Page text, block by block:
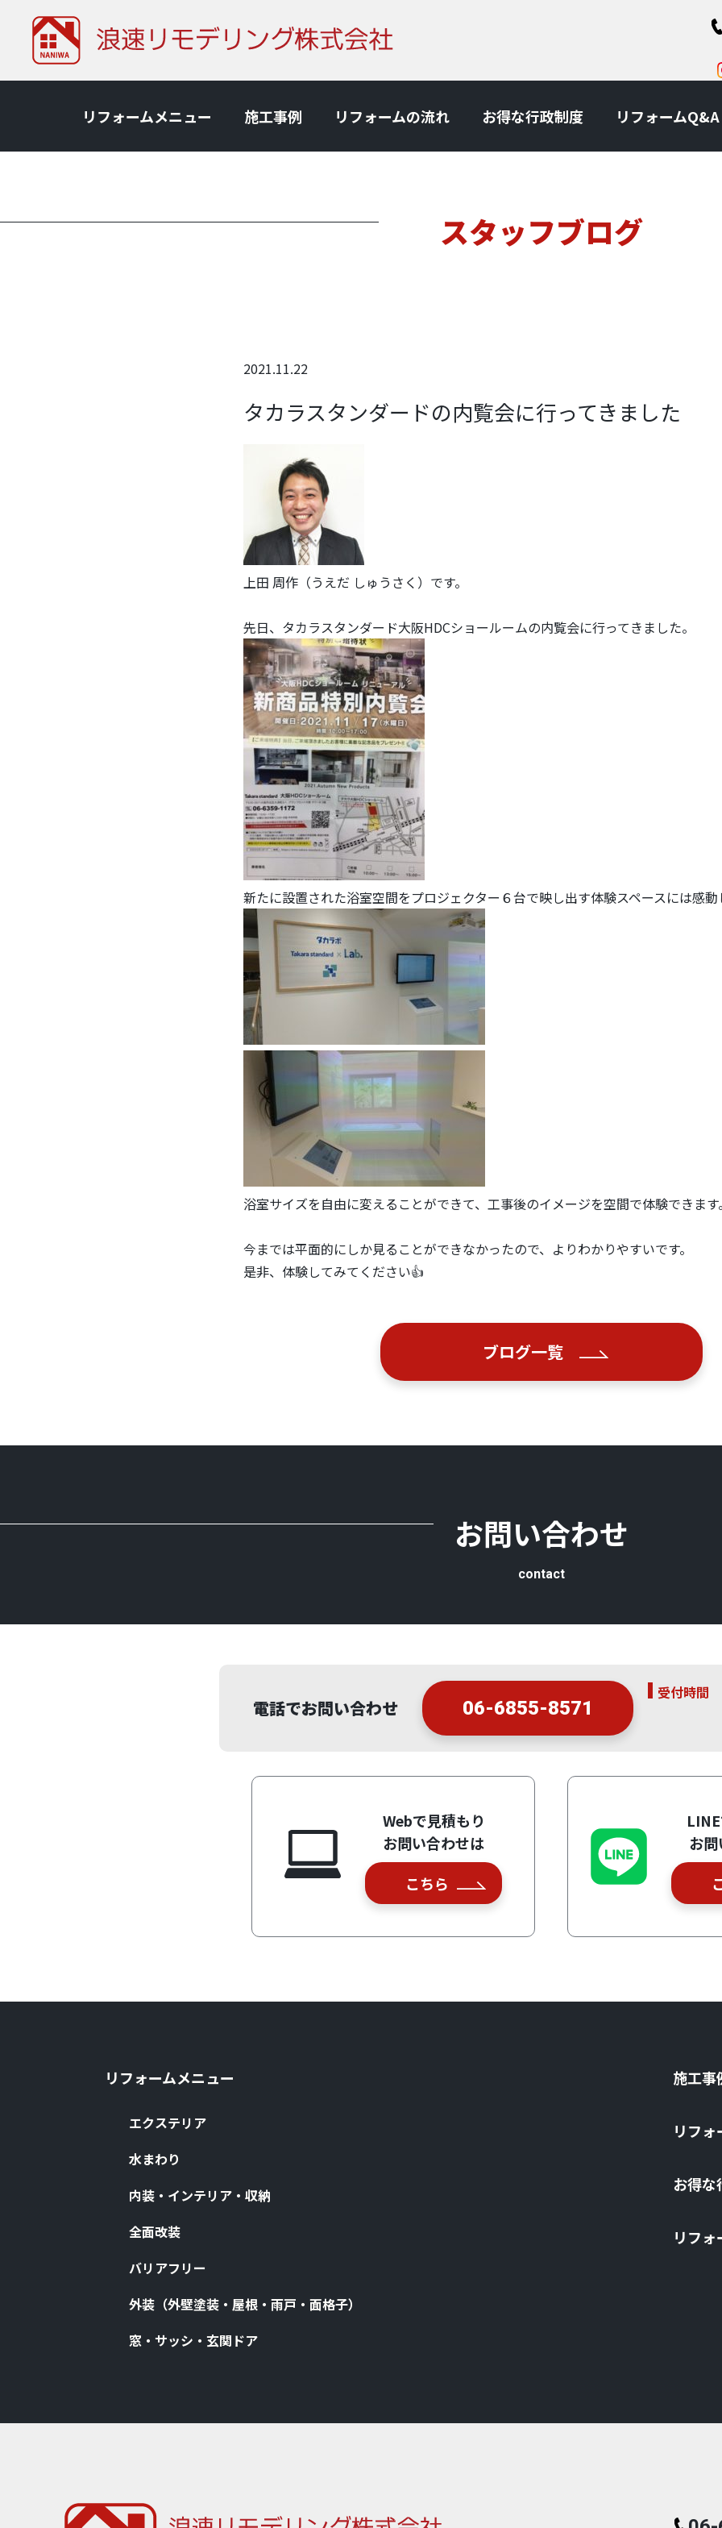
リフォームメニュー 施⼯事例 リフォームの流れ お得な⾏政制度 リフォームQ&A
スタッフブログ
2021.11.22
タカラスタンダードの内覧会に行ってきました
上田 周作（うえだ しゅうさく）です。
先日、タカラスタンダード大阪HDCショールームの内覧会に行ってきました。
新たに設置された浴室空間をプロジェクター６台で映し出す体験スペースには感
浴室サイズを自由に変えることができて、工事後のイメージを空間で体験できます
今までは平面的にしか見ることができなかったので、よりわかりやすいです。
是非、体験してみてください👍
ブログ一覧
お問い合わせ
contact
電話でお問い合わせ 06-6855-8571
受付時間
Webで見積もり
お問い合わせは
こちら
お
リフォームメニュー
エクステリア
⽔まわり
内装・インテリア・収納
全⾯改装
バリアフリー
外装（外壁塗装・屋根・⾬⼾・⾯格⼦）
窓・サッシ・⽞関ドア
施⼯事
リフ
お得な
リフ